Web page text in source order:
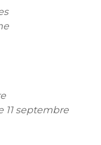
11 septembre